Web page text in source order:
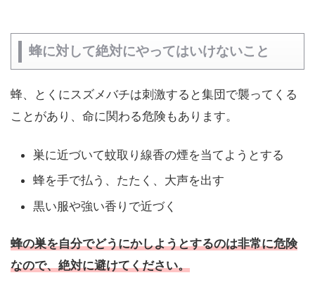
蜂に対して絶対にやってはいけないこと
蜂、とくにスズメバチは刺激すると集団で襲ってくる
ことがあり、命に関わる危険もあります。
巣に近づいて蚊取り線香の煙を当てようとする
蜂を手で払う、たたく、大声を出す
黒い服や強い香りで近づく
蜂の巣を自分でどうにかしようとするのは非常に危険
なので、絶対に避けてください。